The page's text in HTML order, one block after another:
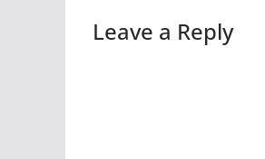
Leave a Reply